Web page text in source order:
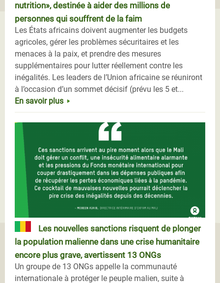
nutrition», destinée à aider des millions de
personnes qui souffrent de la faim
Les États africains doivent augmenter les budgets
agricoles, gérer les problèmes sécuritaires et les
menaces à la paix, et prendre des mesures
supplémentaires pour lutter réellement contre les
inégalités. Les leaders de l’Union africaine se réuniront
à l’occasion d’un sommet décisif (prévu les 5 et...
En savoir plus
Les nouvelles sanctions risquent de plonger
la population malienne dans une crise humanitaire
encore plus grave, avertissent 13 ONGs
Un groupe de 13 ONGs appelle la communauté
internationale à protéger le peuple malien, suite à